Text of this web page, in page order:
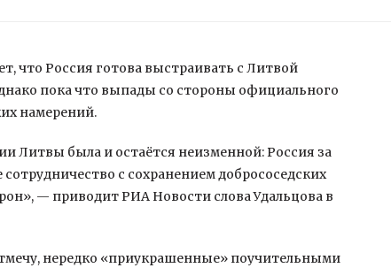
что Россия готова выстраивать с Литвой
пока что выпады со стороны официального
намерений.
Литвы была и остаётся неизменной: Россия за
с сохранением добрососедских
— приводит РИА Новости слова Удальцова в
нередко «приукрашенные» поучительными